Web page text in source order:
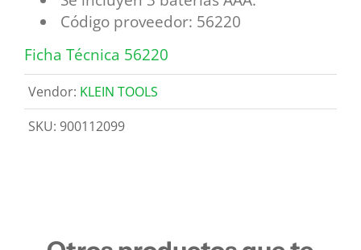
Código proveedor: 56220
Ficha Técnica 56220
Vendor: KLEIN TOOLS
SKU: 900112099